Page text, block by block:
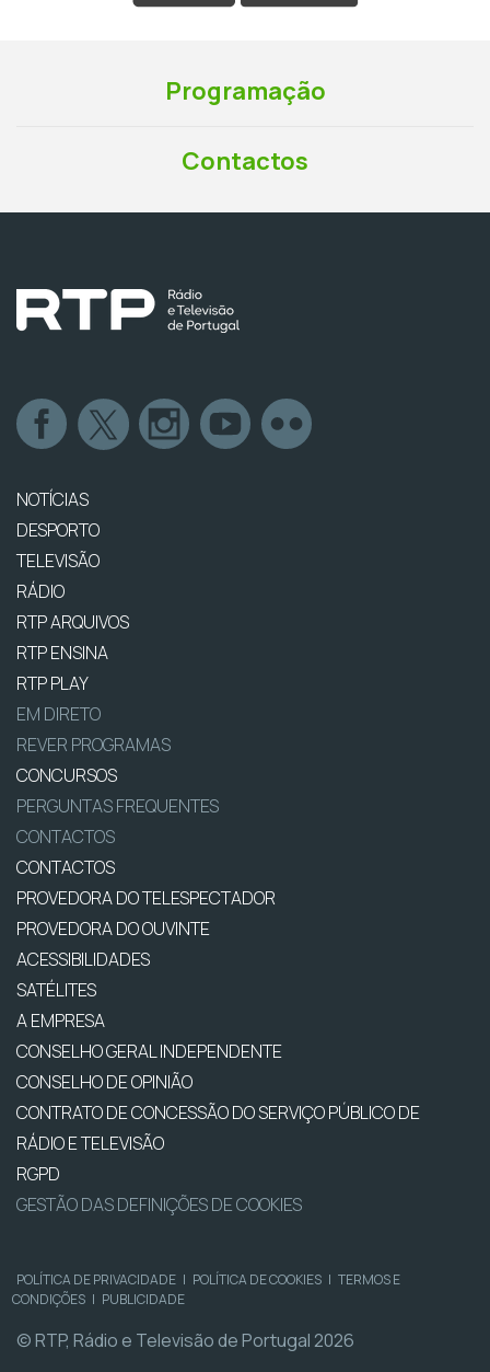
Programação
Contactos
NOTÍCIAS
DESPORTO
TELEVISÃO
RÁDIO
RTP ARQUIVOS
RTP ENSINA
RTP PLAY
EM DIRETO
REVER PROGRAMAS
CONCURSOS
PERGUNTAS FREQUENTES
CONTACTOS
CONTACTOS
PROVEDORA DO TELESPECTADOR
PROVEDORA DO OUVINTE
ACESSIBILIDADES
SATÉLITES
A EMPRESA
CONSELHO GERAL INDEPENDENTE
CONSELHO DE OPINIÃO
CONTRATO DE CONCESSÃO DO SERVIÇO PÚBLICO DE
RÁDIO E TELEVISÃO
RGPD
GESTÃO DAS DEFINIÇÕES DE COOKIES
POLÍTICA DE PRIVACIDADE | POLÍTICA DE COOKIES | TERMOS E
CONDIÇÕES | PUBLICIDADE
© RTP, Rádio e Televisão de Portugal 2026